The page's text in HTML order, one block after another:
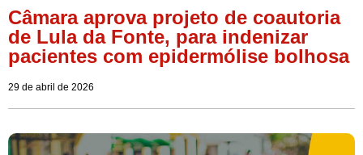
Câmara aprova projeto de coautoria
de Lula da Fonte, para indenizar
pacientes com epidermólise bolhosa
29 de abril de 2026